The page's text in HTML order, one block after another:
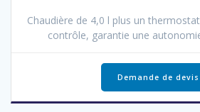
Chaudière de 4,0 l plus un
contrôle, garantie une
Demande de devis